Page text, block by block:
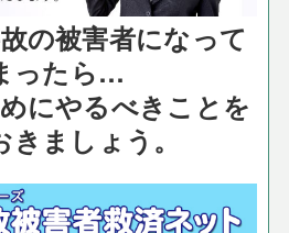
の被害者になって
ったら…
にやるべきことを
ましょう。